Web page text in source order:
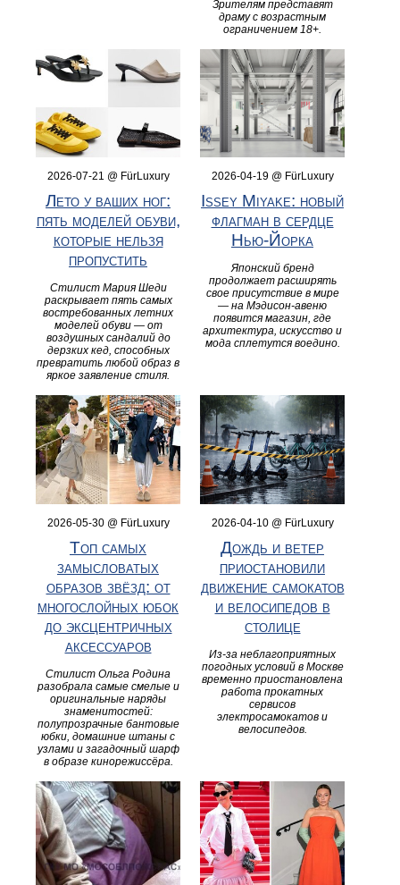
Зрителям представят
драму с возрастным
ограничением 18+.
2026-07-21 @ FürLuxury
Лето у ваших ног:
пять моделей обуви,
которые нельзя
пропустить
Стилист Мария Шеди
раскрывает пять самых
востребованных летних
моделей обуви — от
воздушных сандалий до
дерзких кед, способных
превратить любой образ в
яркое заявление стиля.
2026-04-19 @ FürLuxury
Issey Miyake: новый
флагман в сердце
Нью-Йорка
Японский бренд
продолжает расширять
свое присутствие в мире
— на Мэдисон-авеню
появится магазин, где
архитектура, искусство и
мода сплетутся воедино.
2026-05-30 @ FürLuxury
Топ самых
замысловатых
образов звёзд: от
многослойных юбок
до эксцентричных
аксессуаров
Стилист Ольга Родина
разобрала самые смелые и
оригинальные наряды
знаменитостей:
полупрозрачные бантовые
юбки, домашние штаны с
узлами и загадочный шарф
в образе кинорежиссёра.
2026-04-10 @ FürLuxury
Дождь и ветер
приостановили
движение самокатов
и велосипедов в
столице
Из-за неблагоприятных
погодных условий в Москве
временно приостановлена
работа прокатных
сервисов
электросамокатов и
велосипедов.